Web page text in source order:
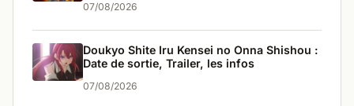
07/08/2026
Doukyo Shite Iru Kensei no Onna Shishou :
Date de sortie, Trailer, les infos
07/08/2026